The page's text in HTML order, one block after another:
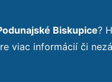
Biskupice?
viac informácií či